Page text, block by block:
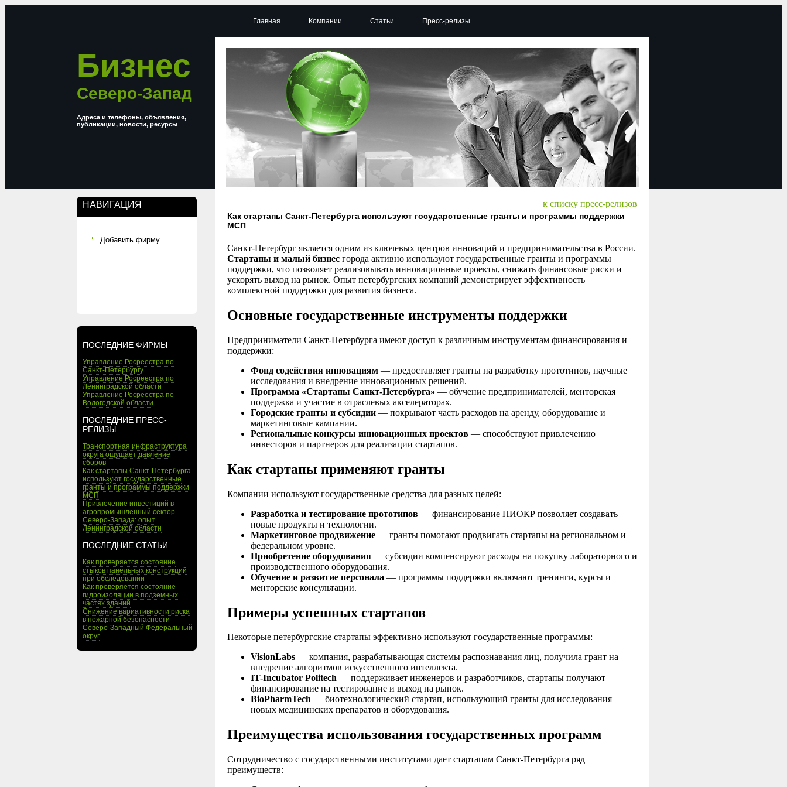
Бизнес
Северо-Запад
Адреса и телефоны, объявления,
публикации, новости, ресурсы
НАВИГАЦИЯ
Добавить фирму
ПОСЛЕДНИЕ ФИРМЫ
Управление Росреестра по
Санкт-Петербургу
Управление Росреестра по
Ленинградской области
Управление Росреестра по
Вологодской области
ПОСЛЕДНИЕ ПРЕСС-
РЕЛИЗЫ
Транспортная инфраструктура
округа ощущает давление
сборов
Как стартапы Санкт-Петербурга
используют государственные
гранты и программы поддержки
МСП
Привлечение инвестиций в
агропромышленный сектор
Северо-Запада: опыт
Ленинградской области
ПОСЛЕДНИЕ СТАТЬИ
Как проверяется состояние
стыков панельных конструкций
при обследовании
Как проверяется состояние
гидроизоляции в подземных
частях зданий
Снижение вариативности риска
в пожарной безопасности —
Северо-Западный Федеральный
округ
Главная Компании Статьи Пресс-релизы
к списку пресс-релизов
Как стартапы Санкт-Петербурга используют государственные гранты и программы поддержки
МСП
Санкт-Петербург является одним из ключевых центров инноваций и предпринимательства в России.
Стартапы и малый бизнес города активно используют государственные гранты и программы
поддержки, что позволяет реализовывать инновационные проекты, снижать финансовые риски и
ускорять выход на рынок. Опыт петербургских компаний демонстрирует эффективность
комплексной поддержки для развития бизнеса.
Основные государственные инструменты поддержки
Предприниматели Санкт-Петербурга имеют доступ к различным инструментам финансирования и
поддержки:
Фонд содействия инновациям — предоставляет гранты на разработку прототипов, научные
исследования и внедрение инновационных решений.
Программа «Стартапы Санкт-Петербурга» — обучение предпринимателей, менторская
поддержка и участие в отраслевых акселераторах.
Городские гранты и субсидии — покрывают часть расходов на аренду, оборудование и
маркетинговые кампании.
Региональные конкурсы инновационных проектов — способствуют привлечению
инвесторов и партнеров для реализации стартапов.
Как стартапы применяют гранты
Компании используют государственные средства для разных целей:
Разработка и тестирование прототипов — финансирование НИОКР позволяет создавать
новые продукты и технологии.
Маркетинговое продвижение — гранты помогают продвигать стартапы на региональном и
федеральном уровне.
Приобретение оборудования — субсидии компенсируют расходы на покупку лабораторного и
производственного оборудования.
Обучение и развитие персонала — программы поддержки включают тренинги, курсы и
менторские консультации.
Примеры успешных стартапов
Некоторые петербургские стартапы эффективно используют государственные программы:
VisionLabs — компания, разрабатывающая системы распознавания лиц, получила грант на
внедрение алгоритмов искусственного интеллекта.
IT-Incubator Politech — поддерживает инженеров и разработчиков, стартапы получают
финансирование на тестирование и выход на рынок.
BioPharmTech — биотехнологический стартап, использующий гранты для исследования
новых медицинских препаратов и оборудования.
Преимущества использования государственных программ
Сотрудничество с государственными институтами дает стартапам Санкт-Петербурга ряд
преимуществ: